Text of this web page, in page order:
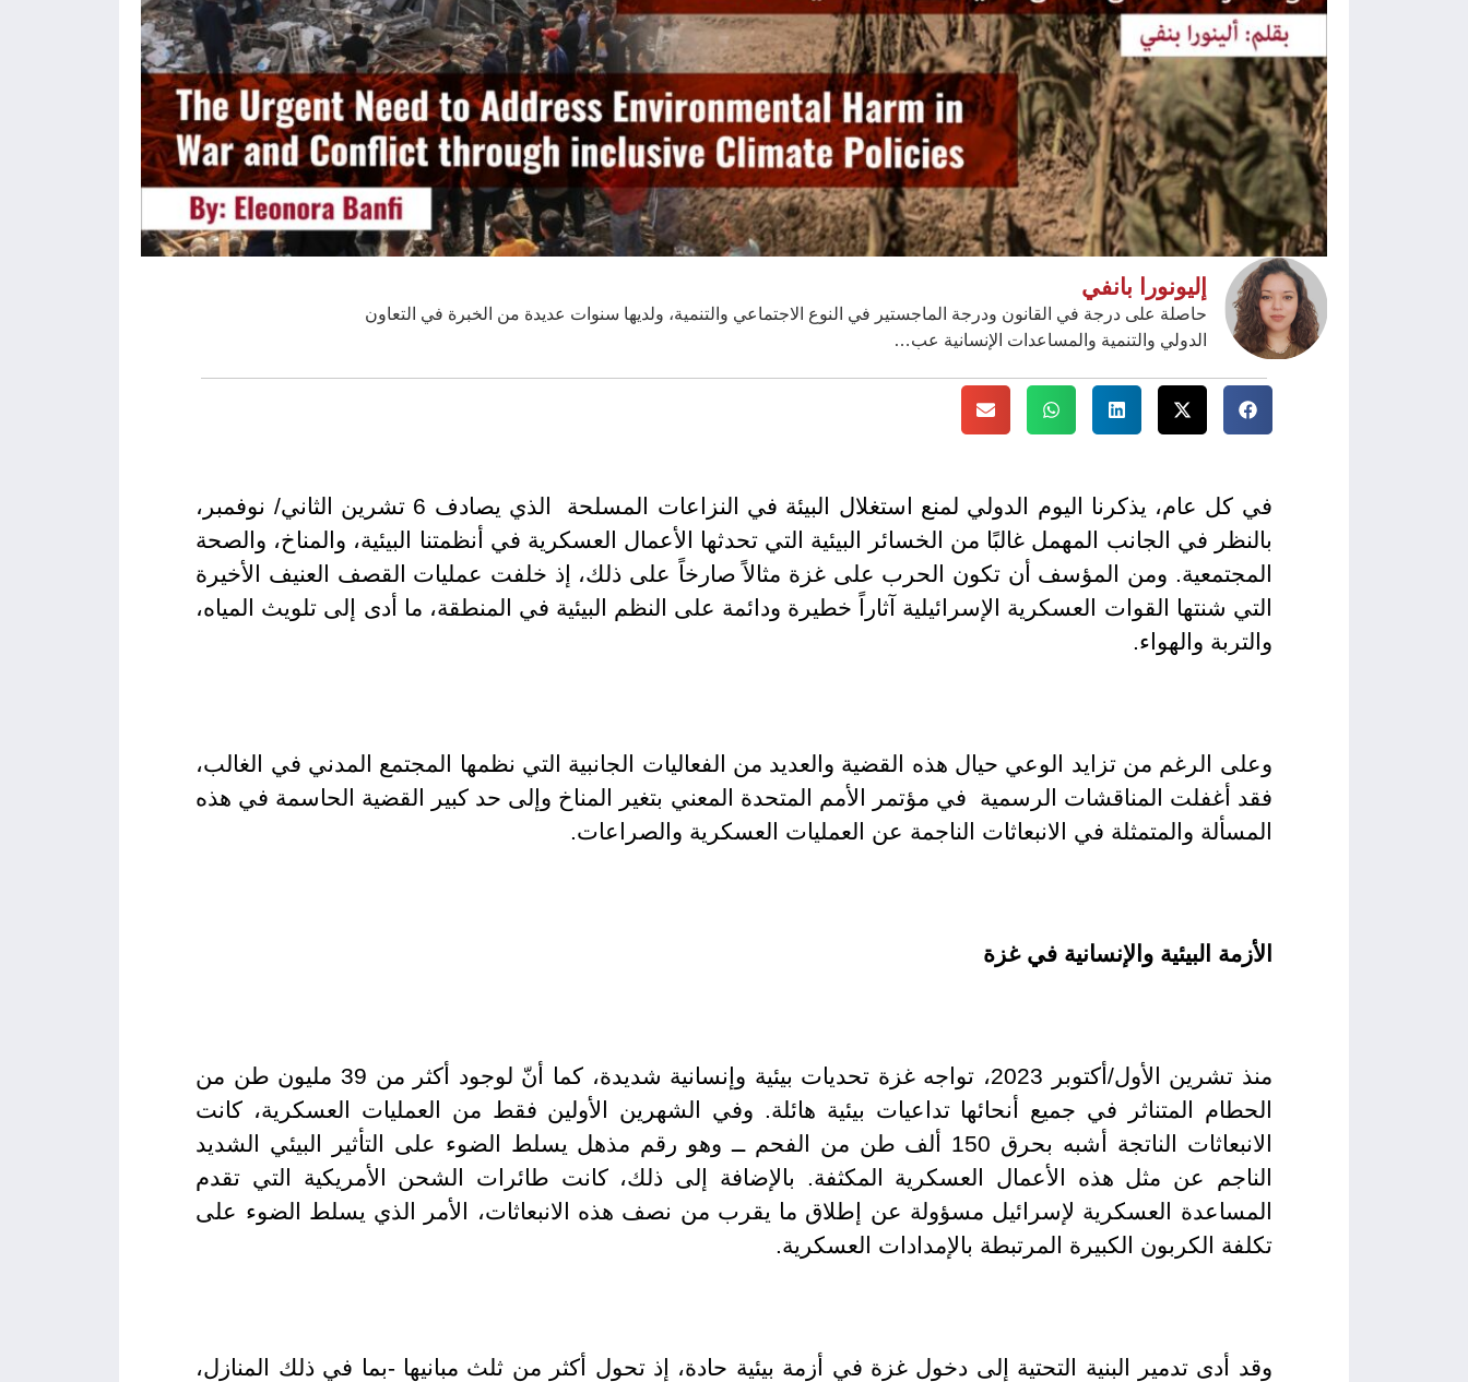
إليونورا بانفي
حاصلة على درجة في القانون ودرجة الماجستير في النوع الاجتماعي والتنمية، ولديها سنوات عديدة من الخبرة في التعاون
الدولي والتنمية والمساعدات الإنسانية عب…
في كل عام، يذكرنا اليوم الدولي لمنع استغلال البيئة في النزاعات المسلحة الذي يصادف 6 تشرين الثاني/ نوفمبر،
بالنظر في الجانب المهمل غالبًا من الخسائر البيئية التي تحدثها الأعمال العسكرية في أنظمتنا البيئية، والمناخ، والصحة
المجتمعية. ومن المؤسف أن تكون الحرب على غزة مثالاً صارخاً على ذلك، إذ خلفت عمليات القصف العنيف الأخيرة
التي شنتها القوات العسكرية الإسرائيلية آثاراً خطيرة ودائمة على النظم البيئية في المنطقة، ما أدى إلى تلويث المياه،
والتربة والهواء.
وعلى الرغم من تزايد الوعي حيال هذه القضية والعديد من الفعاليات الجانبية التي نظمها المجتمع المدني في الغالب،
فقد أغفلت المناقشات الرسمية في مؤتمر الأمم المتحدة المعني بتغير المناخ وإلى حد كبير القضية الحاسمة في هذه
المسألة والمتمثلة في الانبعاثات الناجمة عن العمليات العسكرية والصراعات.
الأزمة البيئية والإنسانية في غزة
منذ تشرين الأول/أكتوبر 2023، تواجه غزة تحديات بيئية وإنسانية شديدة، كما أنّ لوجود أكثر من 39 مليون طن من
الحطام المتناثر في جميع أنحائها تداعيات بيئية هائلة. وفي الشهرين الأولين فقط من العمليات العسكرية، كانت
الانبعاثات الناتجة أشبه بحرق 150 ألف طن من الفحم ــ وهو رقم مذهل يسلط الضوء على التأثير البيئي الشديد
الناجم عن مثل هذه الأعمال العسكرية المكثفة. بالإضافة إلى ذلك، كانت طائرات الشحن الأمريكية التي تقدم
المساعدة العسكرية لإسرائيل مسؤولة عن إطلاق ما يقرب من نصف هذه الانبعاثات، الأمر الذي يسلط الضوء على
تكلفة الكربون الكبيرة المرتبطة بالإمدادات العسكرية.
وقد أدى تدمير البنية التحتية إلى دخول غزة في أزمة بيئية حادة، إذ تحول أكثر من ثلث مبانيها -بما في ذلك المنازل،